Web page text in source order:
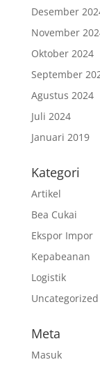
Desember
November
Oktober 2024
September
Agustus 2024
Juli 2024
Januari 2019
Kategori
Artikel
Bea Cukai
Ekspor Impor
Kepabeanan
Logistik
Uncategorized
Meta
Masuk